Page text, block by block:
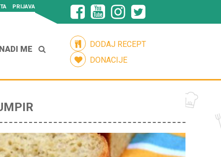
PRIJAVA
ME
DODAJ RECEPT
DONACIJE